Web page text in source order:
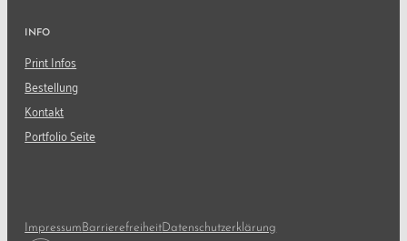
INFO
Print Infos
Bestellung
Kontakt
Portfolio Seite
Impressum Barrierefreiheit Datenschutzerklärung